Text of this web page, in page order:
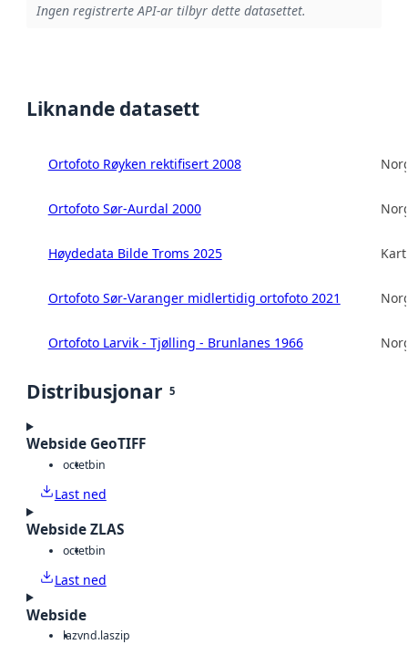
Ingen registrerte API-ar tilbyr dette datasettet.
Liknande datasett
Ortofoto Røyken rektifisert 2008
Ortofoto Sør-Aurdal 2000
Høydedata Bilde Troms 2025
Ortofoto Sør-Varanger midlertidig ortofoto 2021
Ortofoto Larvik - Tjølling - Brunlanes 1966
Distribusjonar 5
Webside GeoTIFF
octetbin
Last ned
Webside ZLAS
octetbin
Last ned
Webside
lazvnd.laszip